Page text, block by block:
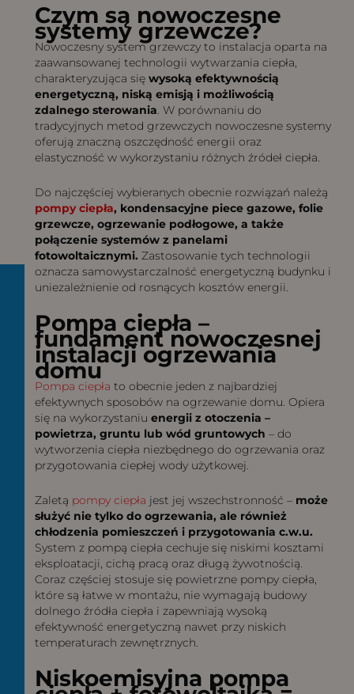
Czym są nowoczesne
systemy grzewcze?
Nowoczesny system grzewczy to instalacja oparta na
zaawansowanej technologii wytwarzania ciepła,
charakteryzująca się wysoką efektywnością
energetyczną, niską emisją i możliwością
zdalnego sterowania. W porównaniu do
tradycyjnych metod grzewczych nowoczesne systemy
oferują znaczną oszczędność energii oraz
elastyczność w wykorzystaniu różnych źródeł ciepła.
Do najczęściej wybieranych obecnie rozwiązań należą
pompy ciepła, kondensacyjne piece gazowe, folie
grzewcze, ogrzewanie podłogowe, a także
połączenie systemów z panelami
fotowoltaicznymi. Zastosowanie tych technologii
oznacza samowystarczalność energetyczną budynku i
uniezależnienie od rosnących kosztów energii.
Pompa ciepła –
fundament nowoczesnej
instalacji ogrzewania
domu
Pompa ciepła to obecnie jeden z najbardziej
efektywnych sposobów na ogrzewanie domu. Opiera
się na wykorzystaniu energii z otoczenia –
powietrza, gruntu lub wód gruntowych – do
wytworzenia ciepła niezbędnego do ogrzewania oraz
przygotowania ciepłej wody użytkowej.
Zaletą pompy ciepła jest jej wszechstronność – może
służyć nie tylko do ogrzewania, ale również
chłodzenia pomieszczeń i przygotowania c.w.u.
System z pompą ciepła cechuje się niskimi kosztami
eksploatacji, cichą pracą oraz długą żywotnością.
Coraz częściej stosuje się powietrzne pompy ciepła,
które są łatwe w montażu, nie wymagają budowy
dolnego źródła ciepła i zapewniają wysoką
efektywność energetyczną nawet przy niskich
temperaturach zewnętrznych.
Niskoemisyjna pompa